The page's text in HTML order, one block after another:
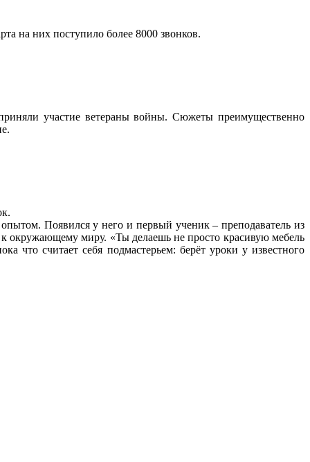
на них поступило более 8000 звонков.
участие ветераны войны. Сюжеты преимущественно
Появился у него и первый ученик – преподаватель из
окружающему миру. «Ты делаешь не просто красивую мебель
что считает себя подмастерьем: берёт уроки у известного